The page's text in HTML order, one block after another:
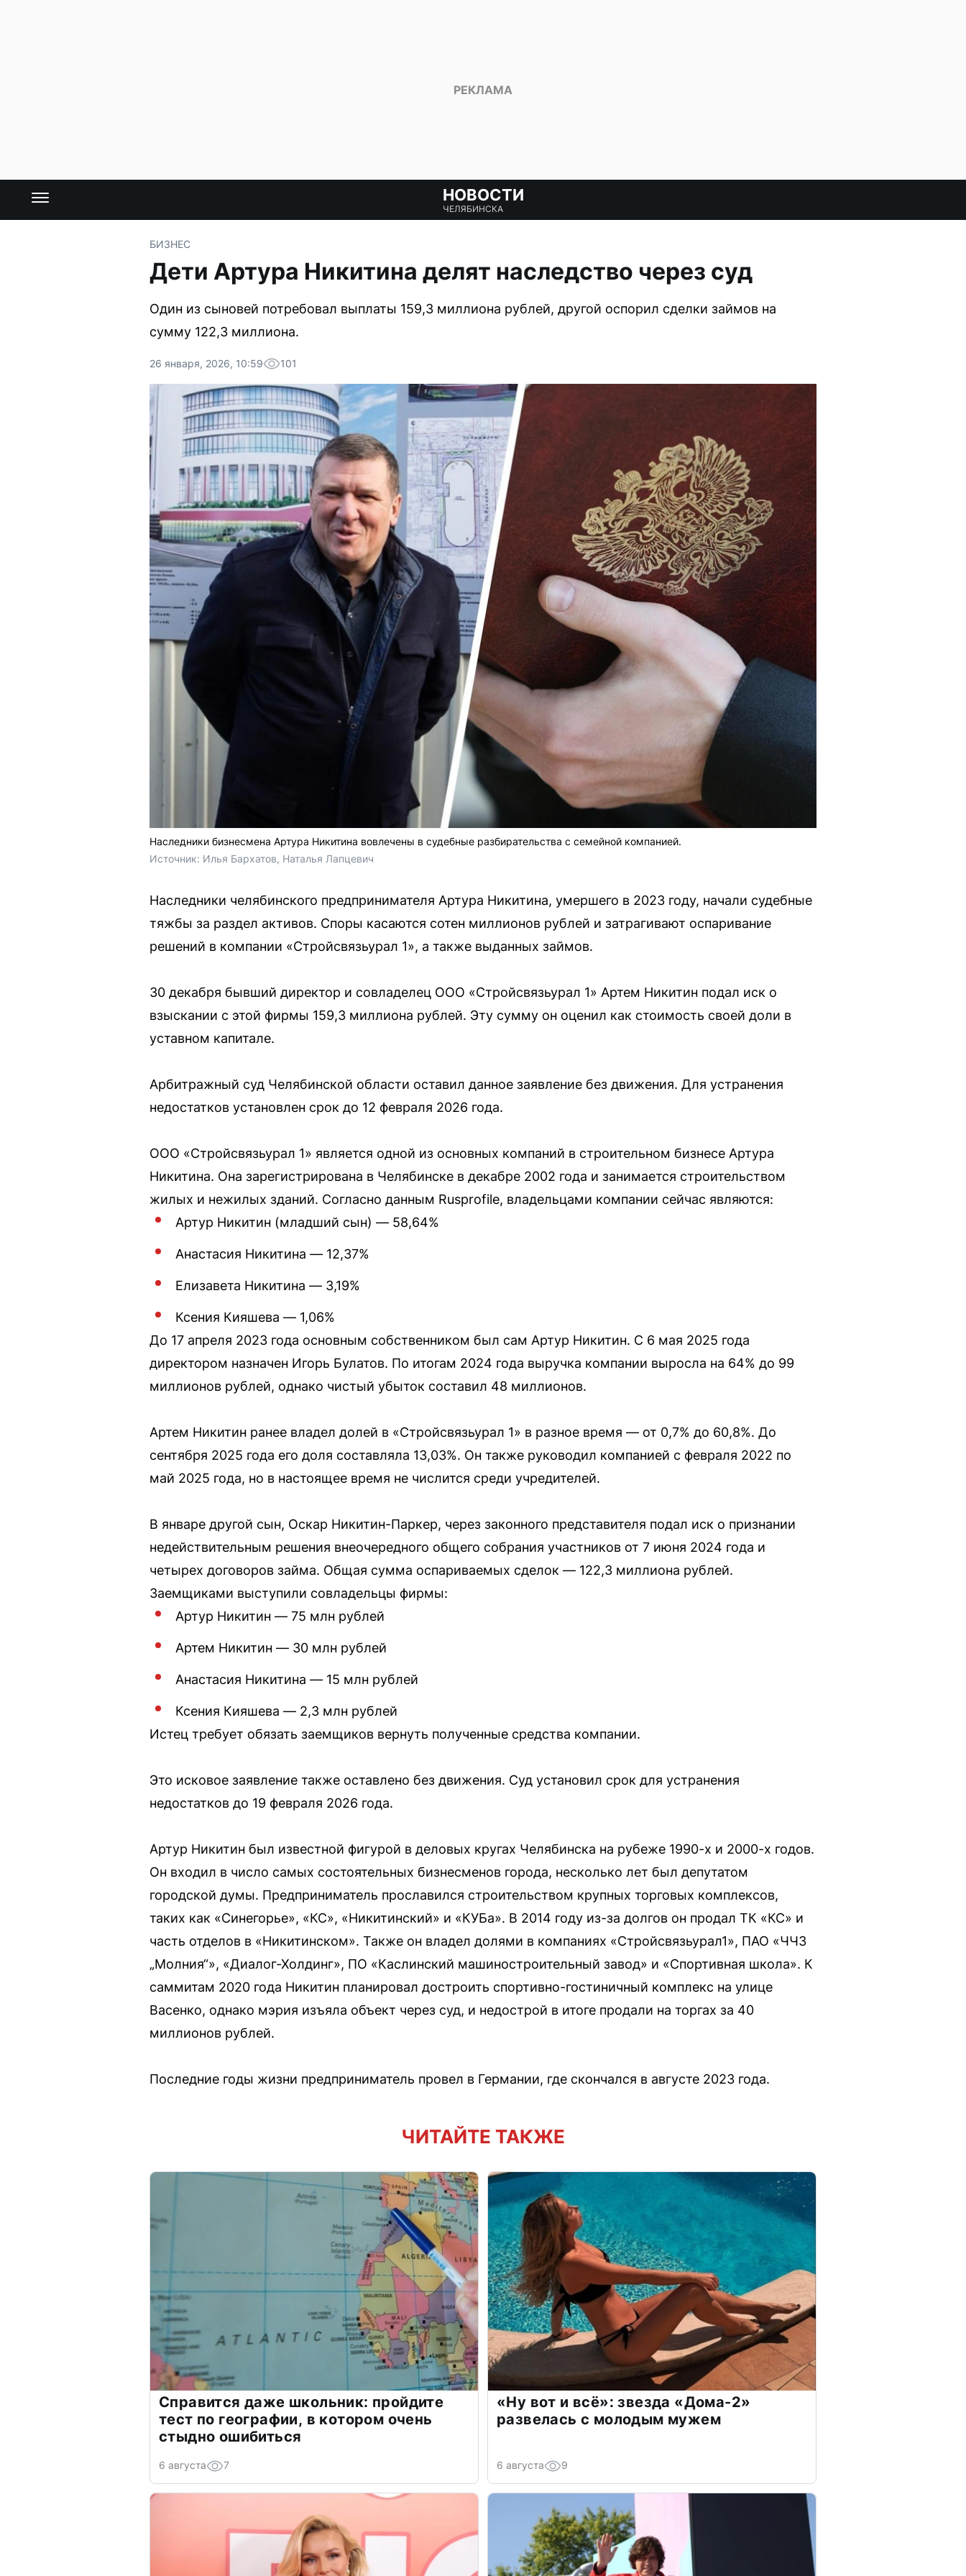
НОВОСТИ
ЧЕЛЯБИНСКА
БИЗНЕС
Дети Артура Никитина делят наследство через суд
Один из сыновей потребовал выплаты 159,3 миллиона рублей, другой оспорил сделки займов на
сумму 122,3 миллиона.
26 января, 2026, 10:59 101
Наследники бизнесмена Артура Никитина вовлечены в судебные разбирательства с семейной компанией.
Источник: Илья Бархатов, Наталья Лапцевич
Наследники челябинского предпринимателя Артура Никитина, умершего в 2023 году, начали судебные
тяжбы за раздел активов. Споры касаются сотен миллионов рублей и затрагивают оспаривание
решений в компании «Стройсвязьурал 1», а также выданных займов.
30 декабря бывший директор и совладелец ООО «Стройсвязьурал 1» Артем Никитин подал иск о
взыскании с этой фирмы 159,3 миллиона рублей. Эту сумму он оценил как стоимость своей доли в
уставном капитале.
Арбитражный суд Челябинской области оставил данное заявление без движения. Для устранения
недостатков установлен срок до 12 февраля 2026 года.
ООО «Стройсвязьурал 1» является одной из основных компаний в строительном бизнесе Артура
Никитина. Она зарегистрирована в Челябинске в декабре 2002 года и занимается строительством
жилых и нежилых зданий. Согласно данным Rusprofile, владельцами компании сейчас являются:
Артур Никитин (младший сын) — 58,64%
Анастасия Никитина — 12,37%
Елизавета Никитина — 3,19%
Ксения Кияшева — 1,06%
До 17 апреля 2023 года основным собственником был сам Артур Никитин. С 6 мая 2025 года
директором назначен Игорь Булатов. По итогам 2024 года выручка компании выросла на 64% до 99
миллионов рублей, однако чистый убыток составил 48 миллионов.
Артем Никитин ранее владел долей в «Стройсвязьурал 1» в разное время — от 0,7% до 60,8%. До
сентября 2025 года его доля составляла 13,03%. Он также руководил компанией с февраля 2022 по
май 2025 года, но в настоящее время не числится среди учредителей.
В январе другой сын, Оскар Никитин-Паркер, через законного представителя подал иск о признании
недействительным решения внеочередного общего собрания участников от 7 июня 2024 года и
четырех договоров займа. Общая сумма оспариваемых сделок — 122,3 миллиона рублей.
Заемщиками выступили совладельцы фирмы:
Артур Никитин — 75 млн рублей
Артем Никитин — 30 млн рублей
Анастасия Никитина — 15 млн рублей
Ксения Кияшева — 2,3 млн рублей
Истец требует обязать заемщиков вернуть полученные средства компании.
Это исковое заявление также оставлено без движения. Суд установил срок для устранения
недостатков до 19 февраля 2026 года.
Артур Никитин был известной фигурой в деловых кругах Челябинска на рубеже 1990-х и 2000-х годов.
Он входил в число самых состоятельных бизнесменов города, несколько лет был депутатом
городской думы. Предприниматель прославился строительством крупных торговых комплексов,
таких как «Синегорье», «КС», «Никитинский» и «КУБа». В 2014 году из-за долгов он продал ТК «КС» и
часть отделов в «Никитинском». Также он владел долями в компаниях «Стройсвязьурал1», ПАО «ЧЧЗ
„Молния“», «Диалог-Холдинг», ПО «Каслинский машиностроительный завод» и «Спортивная школа». К
саммитам 2020 года Никитин планировал достроить спортивно-гостиничный комплекс на улице
Васенко, однако мэрия изъяла объект через суд, и недострой в итоге продали на торгах за 40
миллионов рублей.
Последние годы жизни предприниматель провел в Германии, где скончался в августе 2023 года.
ЧИТАЙТЕ ТАКЖЕ
Справится даже школьник: пройдите
тест по географии, в котором очень
стыдно ошибиться
6 августа 7
«Ну вот и всё»: звезда «Дома-2»
развелась с молодым мужем
6 августа 9